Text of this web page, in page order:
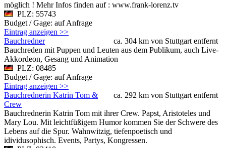
möglich ! Mehr Infos finden auf : www.frank-lorenz.tv
PLZ: 55743
Budget / Gage: auf Anfrage
Eintrag anzeigen >>
ca. 304 km von Stuttgart entfernt
Bauchredner
Bauchreden mit Puppen und Leuten aus dem Publikum, auch Live-
Akkordeon, Gesang und Animation
PLZ: 08485
Budget / Gage: auf Anfrage
Eintrag anzeigen >>
ca. 292 km von Stuttgart entfernt
Bauchrednerin Katrin Tom &
Crew
Bauchrednerin Katrin Tom mit ihrer Crew. Papst, Aristoteles und
Mary Lou. Mit leichtfüßigem Humor kommen Sie der Schwere des
Lebens auf die Spur. Wahnwitzig, tiefenpoetisch und
idividusophisch. Events, Partys, Kongressen.